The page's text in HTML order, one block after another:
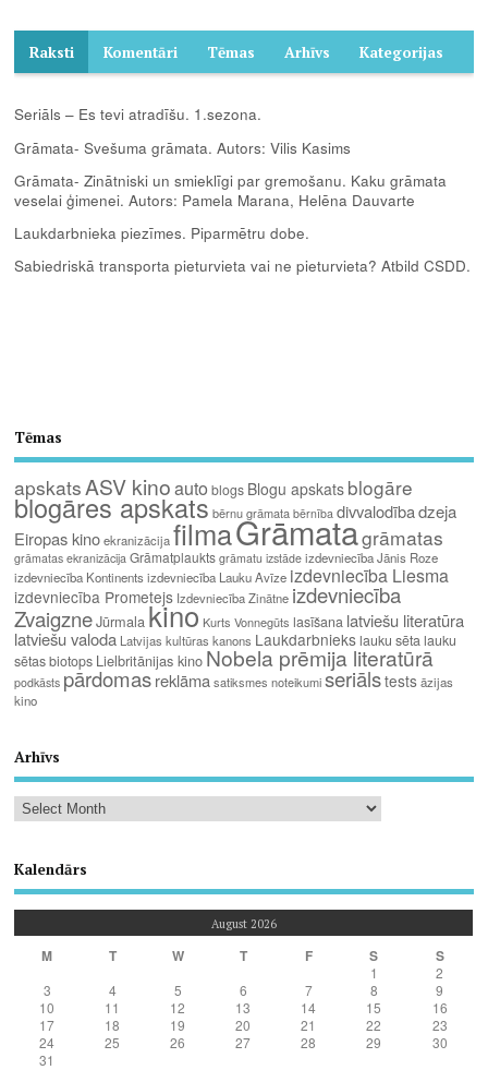
Raksti Komentāri Tēmas Arhīvs Kategorijas
Seriāls – Es tevi atradīšu. 1.sezona.
Grāmata- Svešuma grāmata. Autors: Vilis Kasims
Grāmata- Zinātniski un smieklīgi par gremošanu. Kaku grāmata
veselai ģimenei. Autors: Pamela Marana, Helēna Dauvarte
Laukdarbnieka piezīmes. Piparmētru dobe.
Sabiedriskā transporta pieturvieta vai ne pieturvieta? Atbild CSDD.
Tēmas
apskats ASV kinoauto blogs Blogu apskats blogāre
blogāres apskats bērnu grāmata bērnība divvalodībadzeja
Eiropas kino ekranizācija filmaGrāmatagrāmatas
grāmatas ekranizācija Grāmatplaukts grāmatu izstāde izdevniecība Jānis Roze
izdevniecība Kontinents izdevniecība Lauku Avīze izdevniecība Liesma
izdevniecība Prometejs Izdevniecība Zinātne izdevniecība
ZvaigzneJūrmala kino Kurts Vonnegūts lasīšana latviešu literatūra
latviešu valoda Latvijas kultūras kanons Laukdarbniekslauku sēta lauku
sētas biotops Lielbritānijas kino Nobela prēmija literatūrā
podkāsts pārdomasreklāma satiksmes noteikumi seriālstests āzijas
kino
Arhīvs
Kalendārs
August 2026
M T W T F S S
1
2
3
4 5 6 7 8
9
10
11 12 13 14 15
16
17
18 19 20 21 22
23
24
25 26 27 28 29
30
31